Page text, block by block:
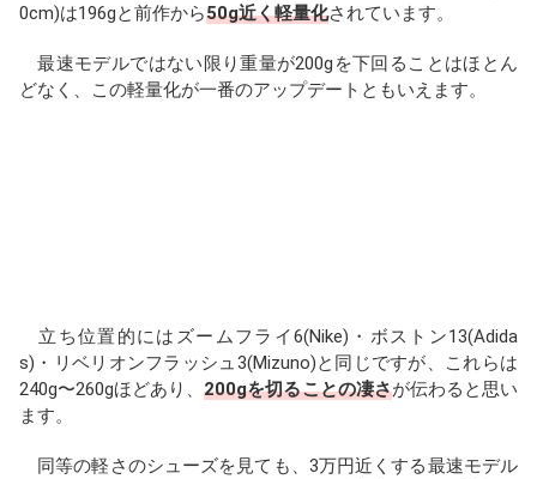
0cm)は196gと前作から50g近く軽量化されています。
最速モデルではない限り重量が200gを下回ることはほとん
どなく、この軽量化が一番のアップデートともいえます。
立ち位置的にはズームフライ6(Nike)・ボストン13(Adida
s)・リベリオンフラッシュ3(Mizuno)と同じですが、これらは
240g〜260gほどあり、200gを切ることの凄さが伝わると思い
ます。
同等の軽さのシューズを見ても、3万円近くする最速モデル